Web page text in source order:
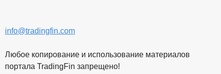
info@tradingfin.com
Любое копирование и использование материалов
портала TradingFin запрещено!